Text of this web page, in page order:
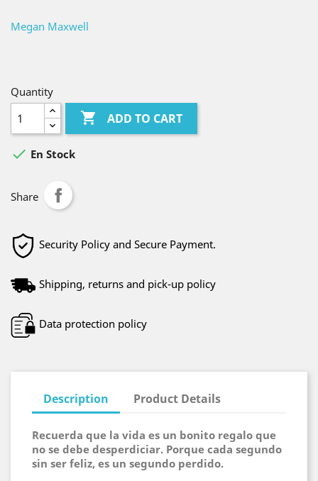
Megan Maxwell
Quantity
 ADD TO CART
 En Stock
Share
Security Policy and Secure Payment.
Shipping, returns and pick-up policy
Data protection policy
Description Product Details
Recuerda que la vida es un bonito regalo que
no se debe desperdiciar. Porque cada segundo
sin ser feliz, es un segundo perdido.